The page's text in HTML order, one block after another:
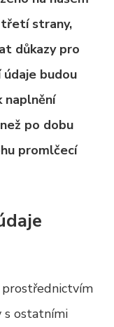
třetí strany,
důkazy pro
údaje budou
naplnění
po dobu
promlčecí
s ostatními